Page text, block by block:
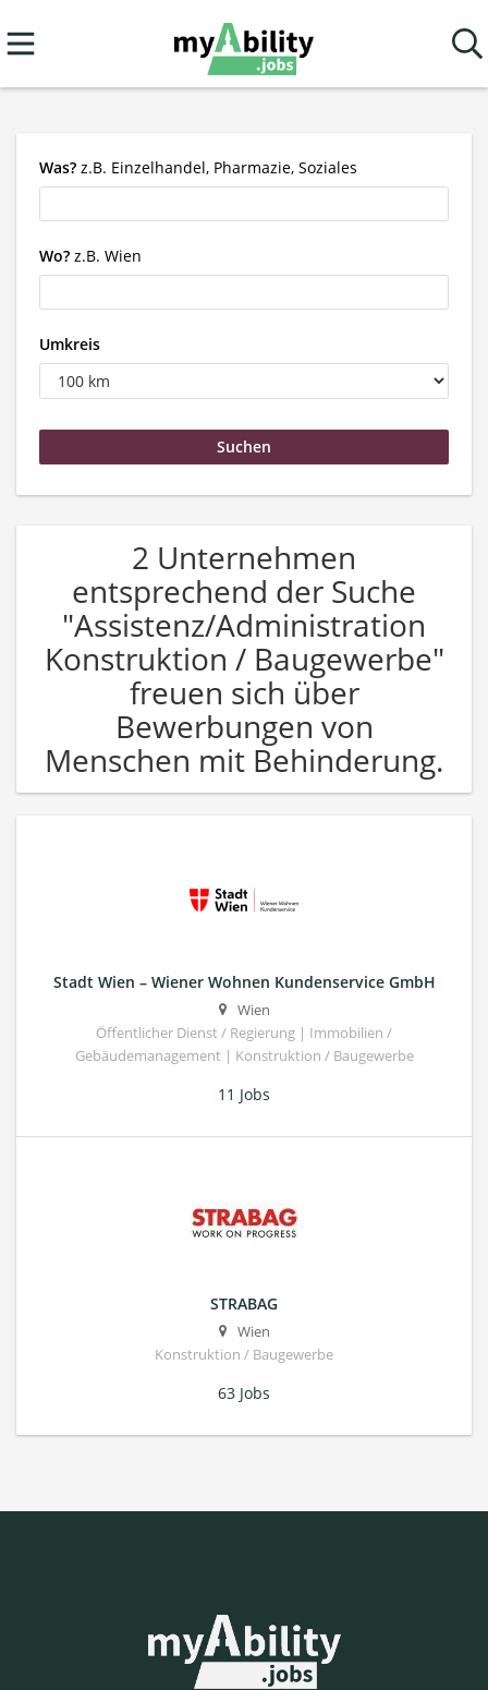
Was? z.B. Einzelhandel, Pharmazie, Soziales
Wo? z.B. Wien
Umkreis
2 Unternehmen
entsprechend der Suche
"Assistenz/Administration
Konstruktion / Baugewerbe"
freuen sich über
Bewerbungen von
Menschen mit Behinderung.
Stadt Wien – Wiener Wohnen Kundenservice GmbH
Wien
Öffentlicher Dienst / Regierung | Immobilien /
Gebäudemanagement | Konstruktion / Baugewerbe
11 Jobs
STRABAG
Wien
Konstruktion / Baugewerbe
63 Jobs